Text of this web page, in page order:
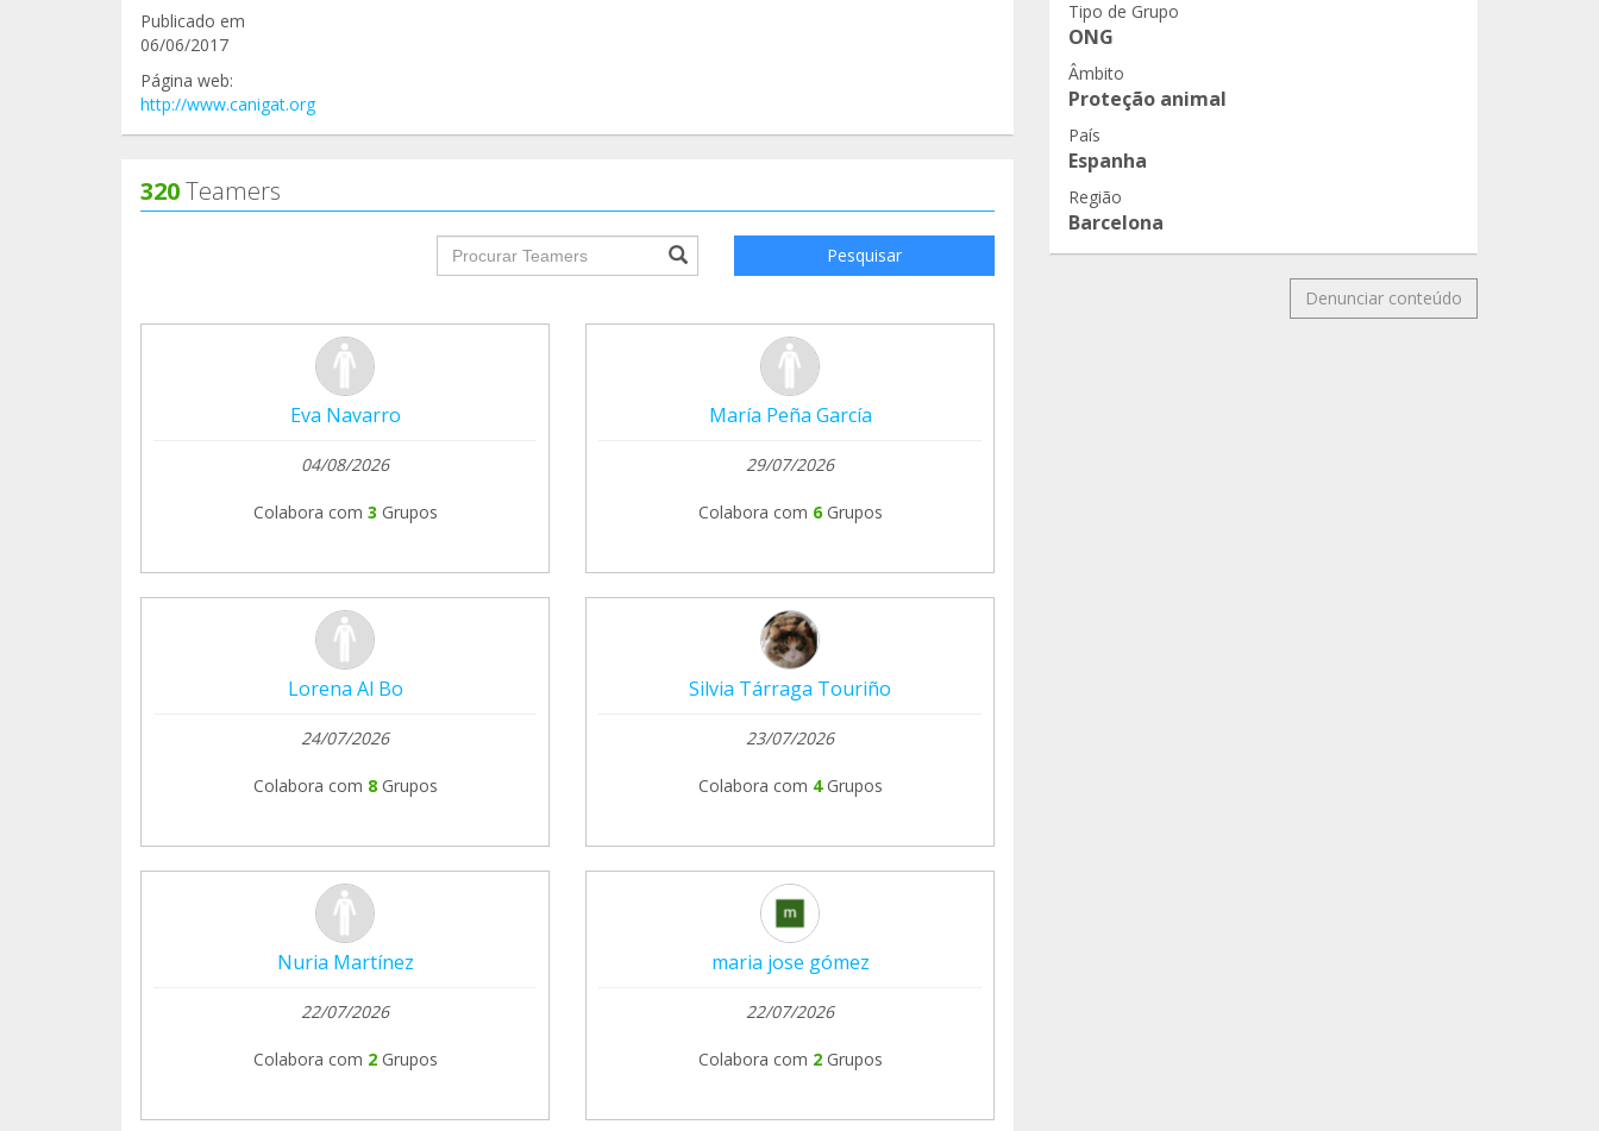
Publicado em
06/06/2017
Página web:
http://www.canigat.org
320Teamers
groupProfile.searchForm.search.text??? Pesquisar
Eva Navarro
04/08/2026
Colabora com 3 Grupos
María Peña García
29/07/2026
Colabora com 6 Grupos
Lorena Al Bo
24/07/2026
Colabora com 8 Grupos
Silvia Tárraga Touriño
23/07/2026
Colabora com 4 Grupos
Nuria Martínez
22/07/2026
Colabora com 2 Grupos
maria jose gómez
22/07/2026
Colabora com 2 Grupos
Tipo de Grupo
ONG
Âmbito
Proteção animal
País
Espanha
Região
Barcelona
Denunciar conteúdo